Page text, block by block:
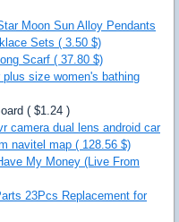
Moon Sun Alloy Pendants
Sets ( 3.50 $)
Scarf ( 37.80 $)
size women's bathing
( $1.24 )
camera dual lens android car
navitel map ( 128.56 $)
My Money (Live From
23Pcs Replacement for